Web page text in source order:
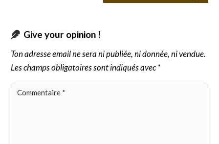
Give your opinion !
Ton adresse email ne sera ni publiée, ni donnée, ni vendue.
Les champs obligatoires sont indiqués avec *